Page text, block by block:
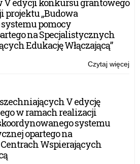
V edycji konkursu grantowego
projektu „Budowa
pomocy
na Specjalistycznych
Edukację Włączającą”
Czytaj więcej
V edycję
w ramach realizacji
systemu
opartego na
Wspierających